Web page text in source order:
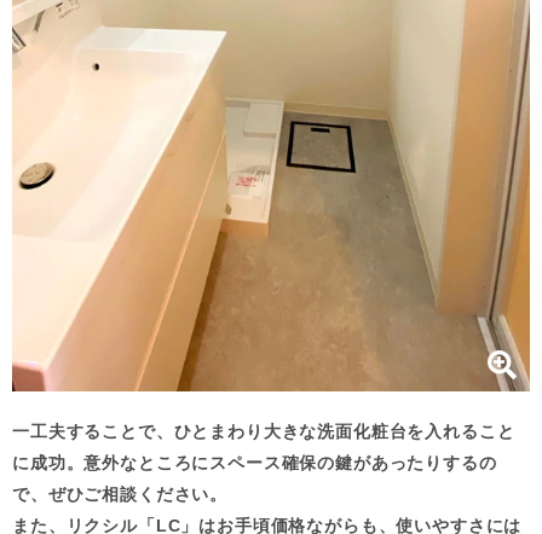
一工夫することで、ひとまわり大きな洗面化粧台を入れること
に成功。意外なところにスペース確保の鍵があったりするの
で、ぜひご相談ください。
また、リクシル「LC」はお手頃価格ながらも、使いやすさには